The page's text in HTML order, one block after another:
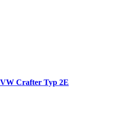
Crafter Typ 2E